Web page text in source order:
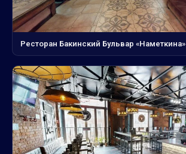
Ресторан Бакинский Бульвар «Наметкина»